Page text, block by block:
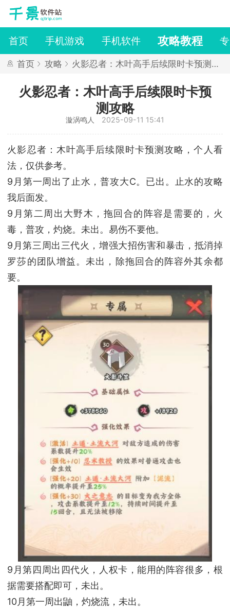
首页 手机游戏 手机软件 攻略教程
首页 攻略
火影忍者：木叶高手后续限时卡预测攻
火影忍者：木叶高手后续限时卡预
测攻略
漩涡鸣人 2025-09-11 15:41
火影忍者：木叶高手后续限时卡预测攻略，个人看
法，仅供参考。
9月第一周出了止水，普攻大C。已出。止水的攻略
我后面发。
9月第二周出大野木，拖回合的阵容是需要的，火
毒，普攻，灼烧。未出。易伤不要他。
9月第三周出三代火，增强大招伤害和暴击，抵消掉
罗莎的团队增益。未出，除拖回合的阵容外其余都
要。
9月第四周出四代火，人权卡，能用的阵容很多，根
据需要搭配即可，未出。
10月第一周出鼬，灼烧流，未出。